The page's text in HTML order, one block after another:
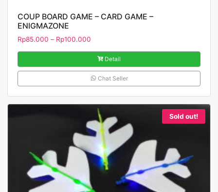
COUP BOARD GAME – CARD GAME –
ENIGMAZONE
Rp85.000 – Rp100.000
Detail
Chat Seller
Sold out!